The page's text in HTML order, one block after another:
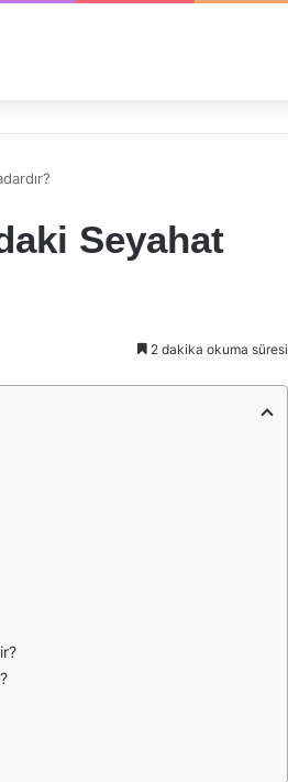
Seyahat
2 dakika okuma süresi